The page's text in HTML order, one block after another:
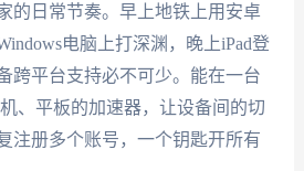
的日常节奏。早上地铁上用安卓
电脑上打深渊，晚上iPad登
跨平台支持必不可少。能在一台
、平板的加速器，让设备间的切
注册多个账号，一个钥匙开所有